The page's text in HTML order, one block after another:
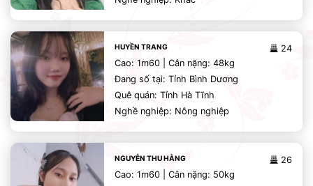
24
HUYỀN TRANG
Cao: 1m60 | Cân nặng: 48kg
Đang số tại: Tỉnh Bình Dương
Quê quán: Tỉnh Hà Tĩnh
Nghề nghiệp: Nông nghiệp
26
NGUYỄN THU HẰNG
Cao: 1m60 | Cân nặng: 50kg